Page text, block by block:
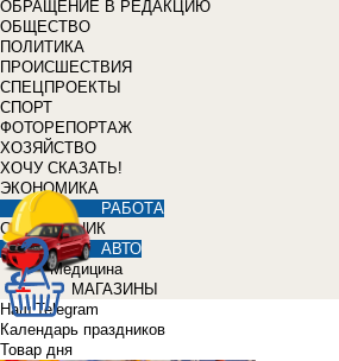
ОБРАЩЕНИЕ В РЕДАКЦИЮ
ОБЩЕСТВО
ПОЛИТИКА
ПРОИСШЕСТВИЯ
СПЕЦПРОЕКТЫ
СПОРТ
ФОТОРЕПОРТАЖ
ХОЗЯЙСТВО
ХОЧУ СКАЗАТЬ!
ЭКОНОМИКА
РАБОТА
СПРАВОЧНИК
АВТО
Медицина
МАГАЗИНЫ
Наш Telegram
Календарь праздников
Товар дня